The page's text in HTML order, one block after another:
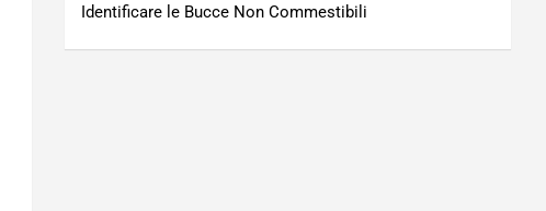
Identificare le Bucce Non Commestibili